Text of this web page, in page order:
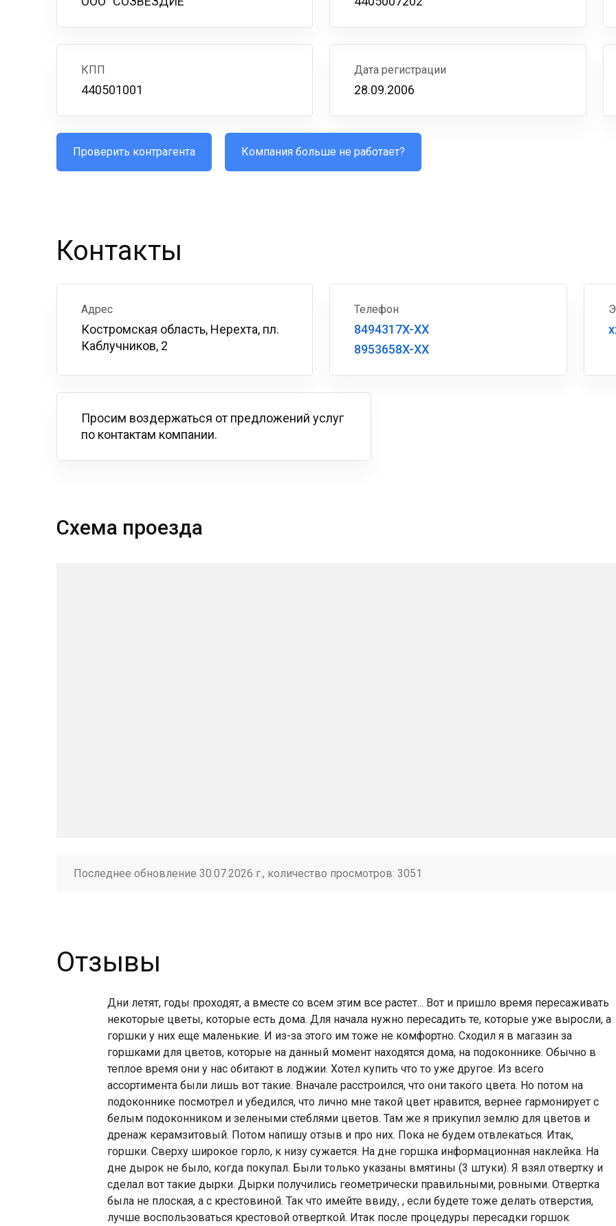
КПП
440501001
Дата регистрации
28.09.2006
Проверить контрагента Компания больше не работает?
Контакты
Адрес
Костромская область, Нерехта, пл.
Каблучников, 2
Телефон
8494317X-XX
8953658X-XX
Просим воздержаться от предложений услуг
по контактам компании.
Схема проезда
Последнее обновление 30.07.2026 г., количество просмотров: 3051
Отзывы
Дни летят, годы проходят, а вместе со всем этим все растет... Вот и пришло время пересаживать
некоторые цветы, которые есть дома. Для начала нужно пересадить те, которые уже выросли, а
горшки у них еще маленькие. И из-за этого им тоже не комфортно. Сходил я в магазин за
горшками для цветов, которые на данный момент находятся дома, на подоконнике. Обычно в
теплое время они у нас обитают в лоджии. Хотел купить что то уже другое. Из всего
ассортимента были лишь вот такие. Вначале расстроился, что они такого цвета. Но потом на
подоконнике посмотрел и убедился, что лично мне такой цвет нравится, вернее гармонирует с
белым подоконником и зелеными стеблями цветов. Там же я прикупил землю для цветов и
дренаж керамзитовый. Потом напишу отзыв и про них. Пока не будем отвлекаться. Итак,
горшки. Сверху широкое горло, к низу сужается. На дне горшка информационная наклейка. На
дне дырок не было, когда покупал. Были только указаны вмятины (3 штуки). Я взял отвертку и
сделал вот такие дырки. Дырки получились геометрически правильными, ровными. Отвертка
была не плоская, а с крестовиной. Так что имейте ввиду, , если будете тоже делать отверстия,
лучше воспользоваться крестовой отверткой. Итак после процедуры пересадки горшок